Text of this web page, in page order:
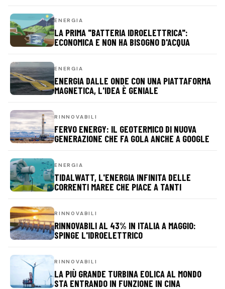
ENERGIA
LA PRIMA "BATTERIA IDROELETTRICA":
ECONOMICA E NON HA BISOGNO D'ACQUA
ENERGIA
ENERGIA DALLE ONDE CON UNA PIATTAFORMA
MAGNETICA, L'IDEA È GENIALE
RINNOVABILI
FERVO ENERGY: IL GEOTERMICO DI NUOVA
GENERAZIONE CHE FA GOLA ANCHE A GOOGLE
ENERGIA
TIDALWATT, L'ENERGIA INFINITA DELLE
CORRENTI MAREE CHE PIACE A TANTI
RINNOVABILI
RINNOVABILI AL 43% IN ITALIA A MAGGIO:
SPINGE L'IDROELETTRICO
RINNOVABILI
LA PIÙ GRANDE TURBINA EOLICA AL MONDO
STA ENTRANDO IN FUNZIONE IN CINA